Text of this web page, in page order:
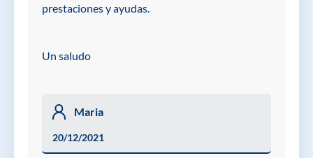
prestaciones y ayudas.
Un saludo
Maria
20/12/2021